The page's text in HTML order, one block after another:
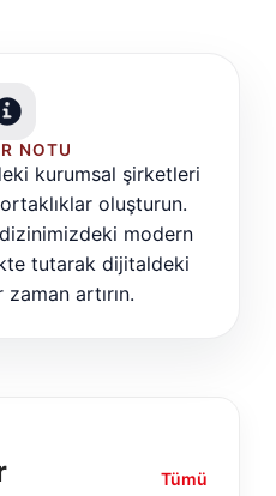
NOTU
kurumsal şirketleri
oluşturun.
modern
tutarak dijitaldeki
artırın.
Tümü